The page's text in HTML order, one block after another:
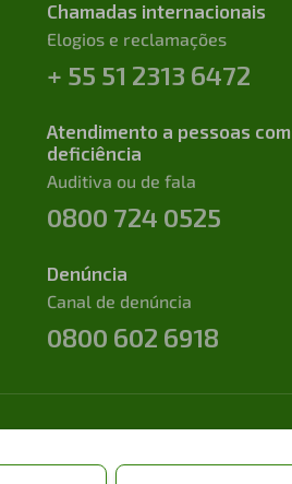
Chamadas internacionais
Elogios e reclamações
+ 55 51 2313 6472
Atendimento a pessoas com
deficiência
Auditiva ou de fala
0800 724 0525
Denúncia
Canal de denúncia
0800 602 6918